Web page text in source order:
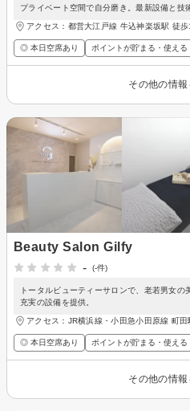
プライベート空間で自分磨き。最新設備と技
アクセス：都営大江戸線 牛込神楽坂駅 徒
◎ 本日空席あり ポイントが貯まる・使える
その他の情
Beauty Salon Gilfy
-
(-件)
トータルビューティーサロンで、老若男女の
充実の設備を提供。
アクセス：JR横浜線・小田急小田原線 町
◎ 本日空席あり ポイントが貯まる・使える
その他の情